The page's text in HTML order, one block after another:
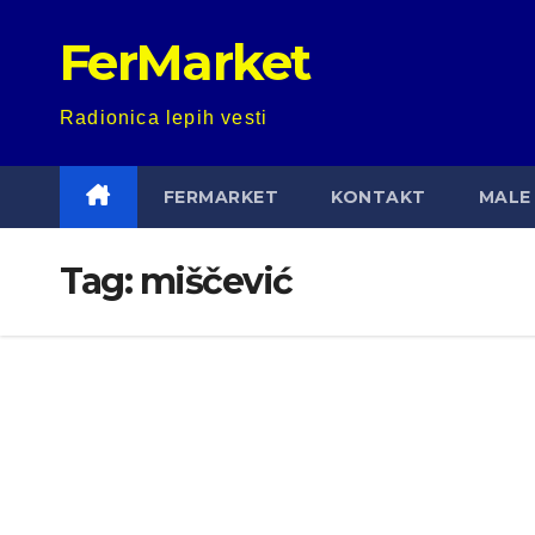
FerMarket
Radionica lepih vesti
FERMARKET KONTAKT MALE
Tag: miščević